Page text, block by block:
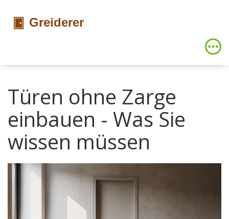
Türen ohne Zarge
einbauen - Was Sie
wissen müssen